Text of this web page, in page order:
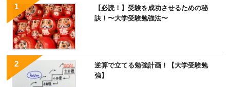
【必読！】受験を成功させるための秘
訣！〜大学受験勉強法〜
逆算で立てる勉強計画！【大学受験勉
強】